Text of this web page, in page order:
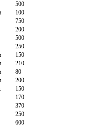
500
100
750
200
500
250
150
210
80
200
150
170
370
250
600